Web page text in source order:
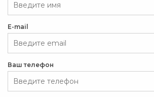
E-mail
Ваш телефон